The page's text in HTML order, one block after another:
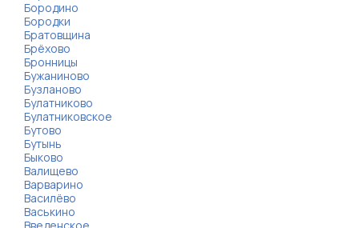
Бородино
Бородки
Братовщина
Брёхово
Бронницы
Бужаниново
Бузланово
Булатниково
Булатниковское
Бутово
Бутынь
Быково
Валищево
Варварино
Василёво
Васькино